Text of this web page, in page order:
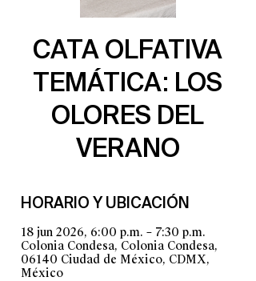
CATA OLFATIVA
TEMÁTICA: LOS
OLORES DEL
VERANO
HORARIO Y UBICACIÓN
18 jun 2026, 6:00 p.m. – 7:30 p.m.
Colonia Condesa, Colonia Condesa,
06140 Ciudad de México, CDMX,
México